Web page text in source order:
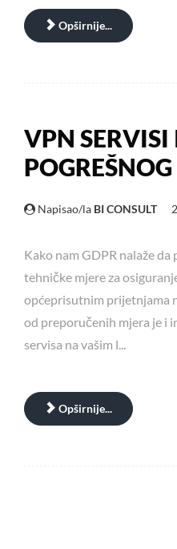
Opširnije...
VPN SERVISI
Napisao/la BI CONSULT
Kako nam GDPR nalaže
tehničke mjere za
općeprisutnim prijetnjama
od preporučenih mjera je i
servisa na vašim l...
Opširnije...